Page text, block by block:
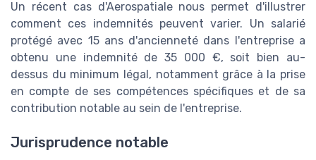
Un récent cas d'Aerospatiale nous permet d'illustrer
comment ces indemnités peuvent varier. Un salarié
protégé avec 15 ans d'ancienneté dans l'entreprise a
obtenu une indemnité de 35 000 €, soit bien au-
dessus du minimum légal, notamment grâce à la prise
en compte de ses compétences spécifiques et de sa
contribution notable au sein de l'entreprise.
Jurisprudence notable